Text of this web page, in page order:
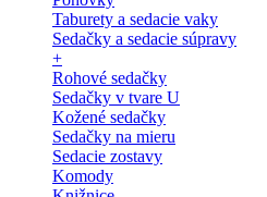
Taburety a sedacie vaky
Sedačky a sedacie súpravy
+
Rohové sedačky
Sedačky v tvare U
Kožené sedačky
Sedačky na mieru
Sedacie zostavy
Komody